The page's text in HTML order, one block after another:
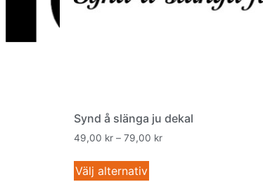
Synd å slänga ju dekal
49,00 kr – 79,00 kr
Välj alternativ